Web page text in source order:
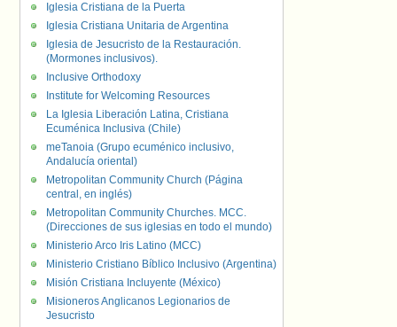
Iglesia Cristiana de la Puerta
Iglesia Cristiana Unitaria de Argentina
Iglesia de Jesucristo de la Restauración.
(Mormones inclusivos).
Inclusive Orthodoxy
Institute for Welcoming Resources
La Iglesia Liberación Latina, Cristiana
Ecuménica Inclusiva (Chile)
meTanoia (Grupo ecuménico inclusivo,
Andalucía oriental)
Metropolitan Community Church (Página
central, en inglés)
Metropolitan Community Churches. MCC.
(Direcciones de sus iglesias en todo el mundo)
Ministerio Arco Iris Latino (MCC)
Ministerio Cristiano Bíblico Inclusivo (Argentina)
Misión Cristiana Incluyente (México)
Misioneros Anglicanos Legionarios de
Jesucristo